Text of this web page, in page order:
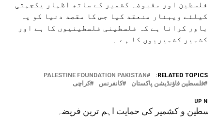
فلسطین اور مقبوضہ کشمیر کے ساتھ اظہار یکجہتی
کیلئے ویبنار منعقد کیا جس کا مقصد دنیا کو یہ
باور کرانا ہے کہ فلسطینی فلسطینیوں کا ہے اور
کشمیر کشمیریوں کا ہے ۔
RELATED TOPICS:
PALESTINE FOUNDATION PAKISTAN
فلسطین فاؤنڈیشن پاکستان
کانفرنس کراچی
UP
و کشمیر کی حمایت اہم ترین فریضہ